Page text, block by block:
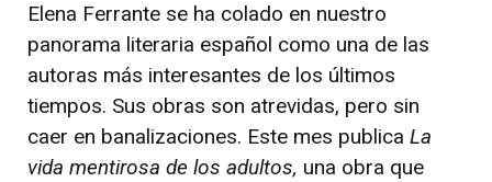
Elena Ferrante se ha colado en nuestro
panorama literaria español como una de las
autoras más interesantes de los últimos
tiempos. Sus obras son atrevidas, pero sin
caer en banalizaciones. Este mes publica La
vida mentirosa de los adultos, una obra que